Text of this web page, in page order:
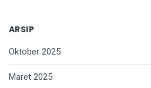
ARSIP
Oktober 2025
Maret 2025